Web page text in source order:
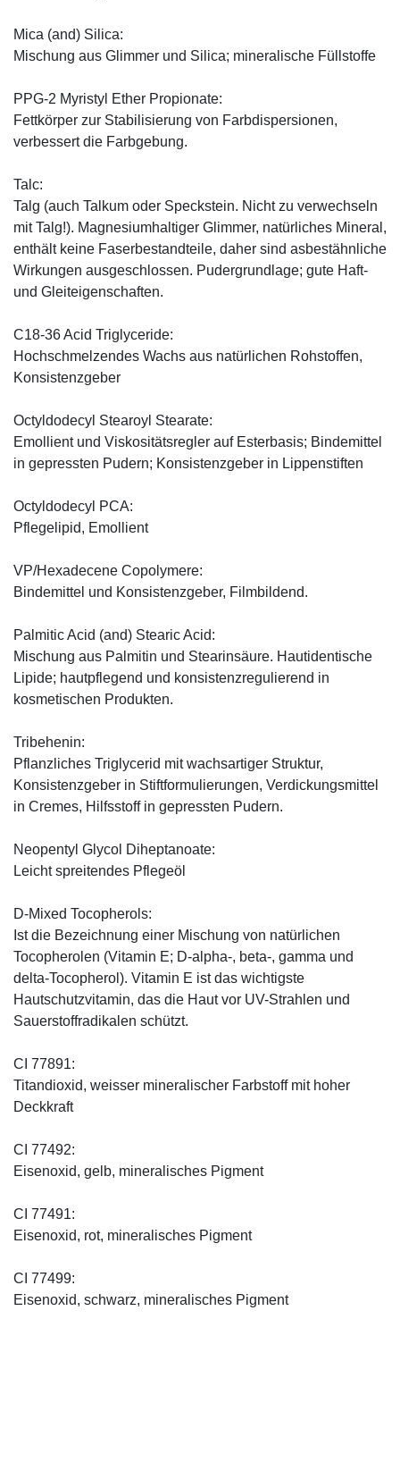
Mica (and) Silica:
Mischung aus Glimmer und Silica; mineralische Füllstoffe
PPG-2 Myristyl Ether Propionate:
Fettkörper zur Stabilisierung von Farbdispersionen,
verbessert die Farbgebung.
Talc:
Talg (auch Talkum oder Speckstein. Nicht zu verwechseln
mit Talg!). Magnesiumhaltiger Glimmer, natürliches Mineral,
enthält keine Faserbestandteile, daher sind asbestähnliche
Wirkungen ausgeschlossen. Pudergrundlage; gute Haft-
und Gleiteigenschaften.
C18-36 Acid Triglyceride:
Hochschmelzendes Wachs aus natürlichen Rohstoffen,
Konsistenzgeber
Octyldodecyl Stearoyl Stearate:
Emollient und Viskositätsregler auf Esterbasis; Bindemittel
in gepressten Pudern; Konsistenzgeber in Lippenstiften
Octyldodecyl PCA:
Pflegelipid, Emollient
VP/Hexadecene Copolymere:
Bindemittel und Konsistenzgeber, Filmbildend.
Palmitic Acid (and) Stearic Acid:
Mischung aus Palmitin und Stearinsäure. Hautidentische
Lipide; hautpflegend und konsistenzregulierend in
kosmetischen Produkten.
Tribehenin:
Pflanzliches Triglycerid mit wachsartiger Struktur,
Konsistenzgeber in Stiftformulierungen, Verdickungsmittel
in Cremes, Hilfsstoff in gepressten Pudern.
Neopentyl Glycol Diheptanoate:
Leicht spreitendes Pflegeöl
D-Mixed Tocopherols:
Ist die Bezeichnung einer Mischung von natürlichen
Tocopherolen (Vitamin E; D-alpha-, beta-, gamma und
delta-Tocopherol). Vitamin E ist das wichtigste
Hautschutzvitamin, das die Haut vor UV-Strahlen und
Sauerstoffradikalen schützt.
CI 77891:
Titandioxid, weisser mineralischer Farbstoff mit hoher
Deckkraft
CI 77492:
Eisenoxid, gelb, mineralisches Pigment
CI 77491:
Eisenoxid, rot, mineralisches Pigment
CI 77499:
Eisenoxid, schwarz, mineralisches Pigment